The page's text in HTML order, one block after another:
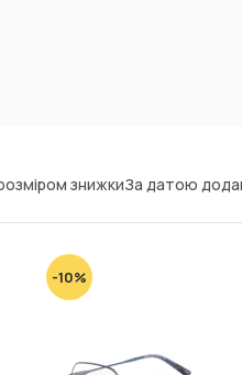
знижкиЗа датою
-10%